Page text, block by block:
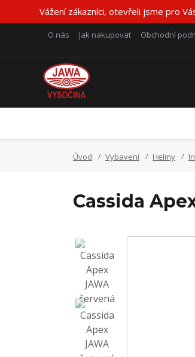
Vážení zákazníci, otevřeli jsme pro
O nás Jak nakupovat Obchodní
Úvod Vybavení Helmy
Cassida